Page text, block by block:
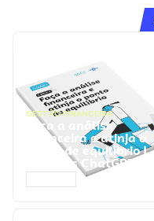
GESTÃO FINANCEIRA
Faça a análise
financeira e atinja o
ponto de equilíbrio |
Prompts ChatGPT